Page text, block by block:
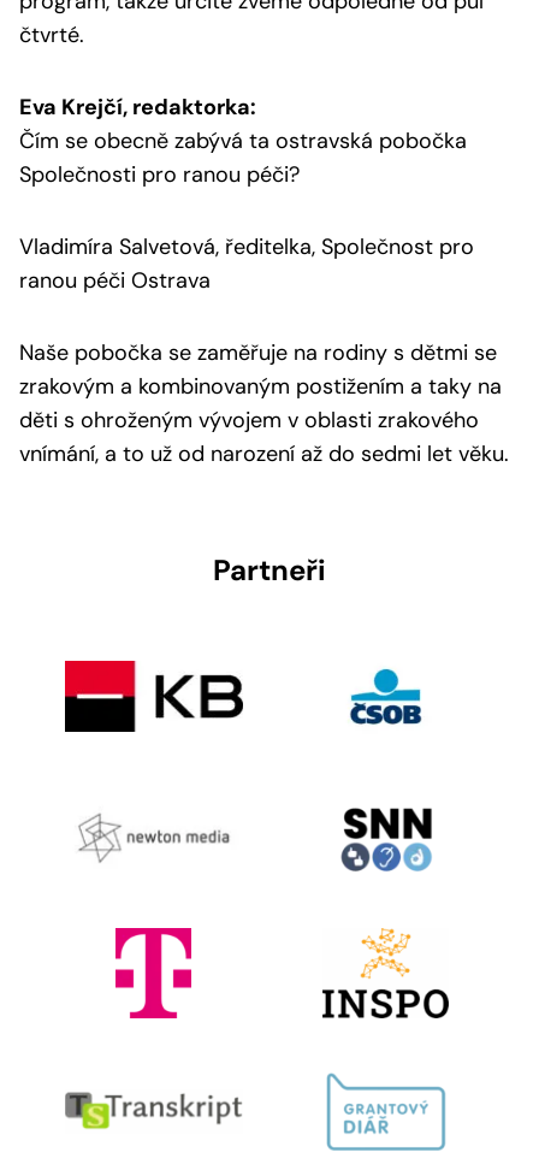
čtvrté.
Eva Krejčí, redaktorka:
Čím se obecně zabývá ta ostravská pobočka
Společnosti pro ranou péči?
Vladimíra Salvetová, ředitelka, Společnost pro
ranou péči Ostrava
Naše pobočka se zaměřuje na rodiny s dětmi se
zrakovým a kombinovaným postižením a taky na
děti s ohroženým vývojem v oblasti zrakového
vnímání, a to už od narození až do sedmi let věku.
Partneři